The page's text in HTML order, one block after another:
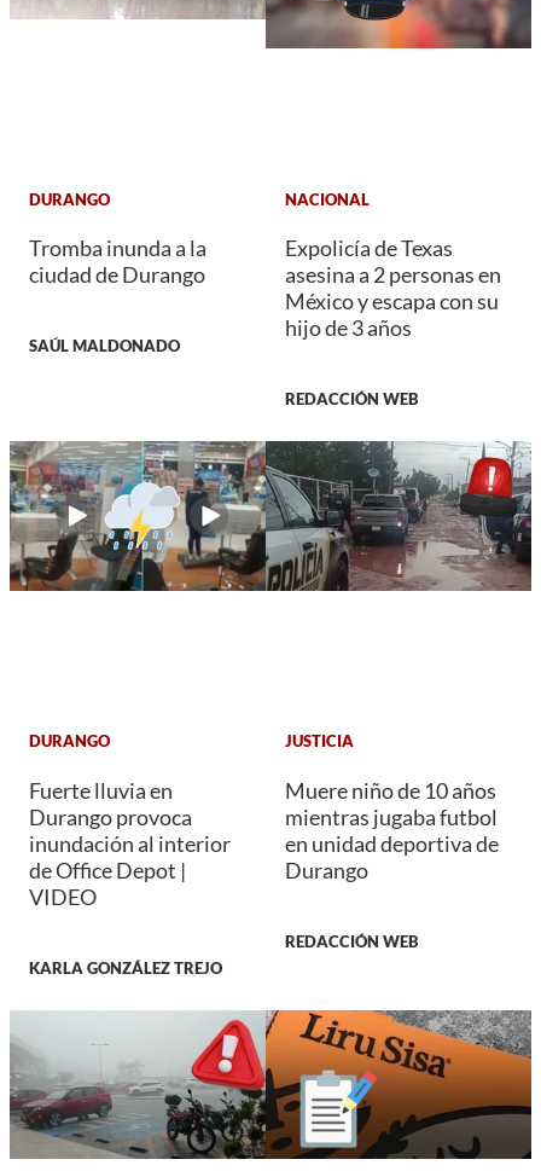
DURANGO
Tromba inunda a la
ciudad de Durango
SAÚL MALDONADO
NACIONAL
Expolicía de Texas
asesina a 2 personas en
México y escapa con su
hijo de 3 años
REDACCIÓN WEB
DURANGO
Fuerte lluvia en
Durango provoca
inundación al interior
de Office Depot |
VIDEO
KARLA GONZÁLEZ TREJO
JUSTICIA
Muere niño de 10 años
mientras jugaba futbol
en unidad deportiva de
Durango
REDACCIÓN WEB